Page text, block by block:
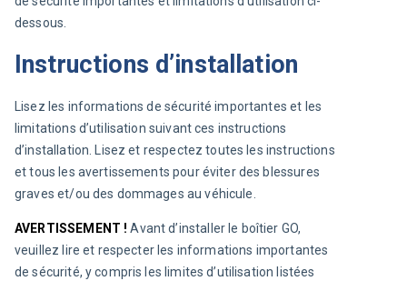
dessous.
Instructions d’installation
Lisez les informations de sécurité importantes et les
limitations d’utilisation suivant ces instructions
d’installation. Lisez et respectez toutes les instructions
et tous les avertissements pour éviter des blessures
graves et/ou des dommages au véhicule.
AVERTISSEMENT ! Avant d’installer le boîtier GO,
veuillez lire et respecter les informations importantes
de sécurité, y compris les limites d’utilisation listées